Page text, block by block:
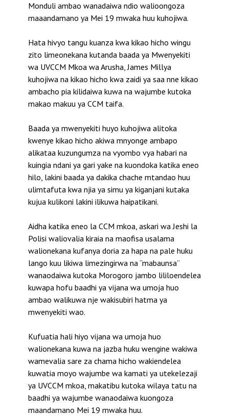
Monduli ambao wanadaiwa ndio walioongoza
maaandamano ya Mei 19 mwaka huu kuhojiwa.
Hata hivyo tangu kuanza kwa kikao hicho wingu
zito limeonekana kutanda baada ya Mwenyekiti
wa UVCCM Mkoa wa Arusha, James Millya
kuhojiwa na kikao hicho kwa zaidi ya saa nne kikao
ambacho pia kilidaiwa kuwa na wajumbe kutoka
makao makuu ya CCM taifa.
Baada ya mwenyekiti huyo kuhojiwa alitoka
kwenye kikao hicho akiwa mnyonge ambapo
alikataa kuzungumza na vyombo vya habari na
kuingia ndani ya gari yake na kuondoka katika eneo
hilo, lakini baada ya dakika chache mtandao huu
ulimtafuta kwa njia ya simu ya kiganjani kutaka
kujua kulikoni lakini ilikuwa haipatikani.
Aidha katika eneo la CCM mkoa, askari wa Jeshi la
Polisi waliovalia kiraia na maofisa usalama
walionekana kufanya doria za hapa na pale huku
lango kuu likiwa limezingirwa na “mabaunsa”
wanaodaiwa kutoka Morogoro jambo lililoendelea
kuwapa hofu baadhi ya vijana wa umoja huo
ambao walikuwa nje wakisubiri hatma ya
mwenyekiti wao.
Kufuatia hali hiyo vijana wa umoja huo
walionekana kuwa na jazba huku wengine wakiwa
wamevalia sare za chama hicho wakiendelea
kuwatia moyo wajumbe wa kamati ya utekelezaji
ya UVCCM mkoa, makatibu kutoka wilaya tatu na
baadhi ya wajumbe wanaodaiwa kuongoza
maandamano Mei 19 mwaka huu.